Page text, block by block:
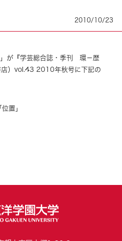
2010/10/23
」が『学芸総合誌・季刊 環－歴
店）vol.43 2010年秋号に下記の
置」